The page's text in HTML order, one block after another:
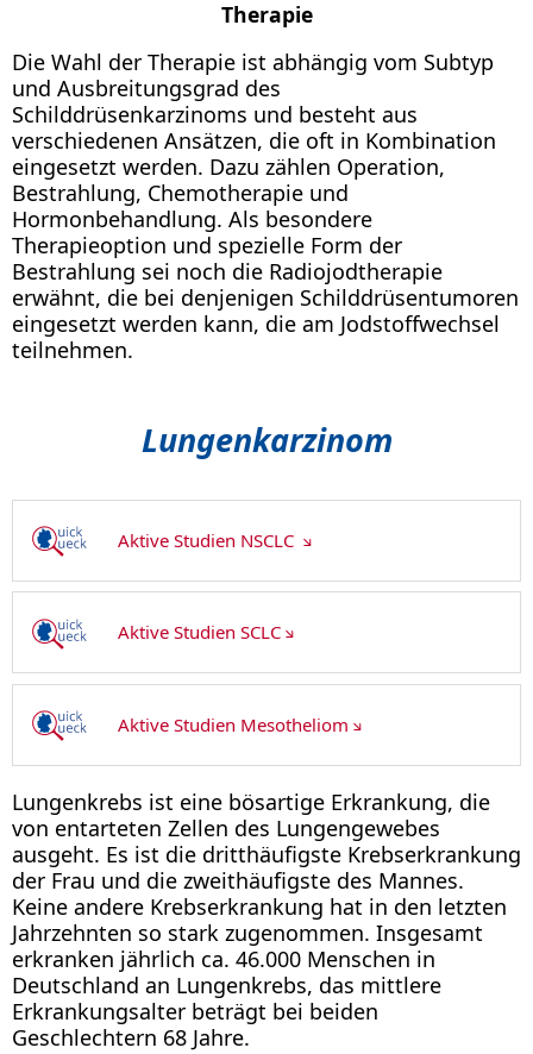
Therapie
Die Wahl der Therapie ist abhängig vom Subtyp
und Ausbreitungsgrad des
Schilddrüsenkarzinoms und besteht aus
verschiedenen Ansätzen, die oft in Kombination
eingesetzt werden. Dazu zählen Operation,
Bestrahlung, Chemotherapie und
Hormonbehandlung. Als besondere
Therapieoption und spezielle Form der
Bestrahlung sei noch die Radiojodtherapie
erwähnt, die bei denjenigen Schilddrüsentumoren
eingesetzt werden kann, die am Jodstoffwechsel
teilnehmen.
Lungenkarzinom
Aktive Studien NSCLC
Aktive Studien SCLC
Aktive Studien Mesotheliom
Lungenkrebs ist eine bösartige Erkrankung, die
von entarteten Zellen des Lungengewebes
ausgeht. Es ist die dritthäufigste Krebserkrankung
der Frau und die zweithäufigste des Mannes.
Keine andere Krebserkrankung hat in den letzten
Jahrzehnten so stark zugenommen. Insgesamt
erkranken jährlich ca. 46.000 Menschen in
Deutschland an Lungenkrebs, das mittlere
Erkrankungsalter beträgt bei beiden
Geschlechtern 68 Jahre.